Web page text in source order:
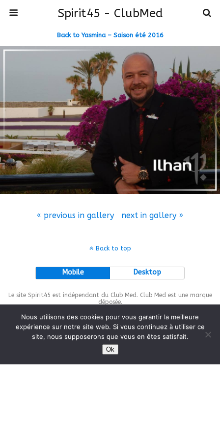
Spirit45 - ClubMed
Back to Yasmina – Saison été 2016
« previous in gallery next in gallery »
Back to top
Mobile Desktop
Le site Spirit45 est indépendant du Club Med. Club Med est une marque
déposée.
This site is protected bywp-copyrightpro.com
Nous utilisons des cookies pour vous garantir la meilleure
expérience sur notre site web. Si vous continuez à utiliser ce
site, nous supposerons que vous en êtes satisfait.
Ok